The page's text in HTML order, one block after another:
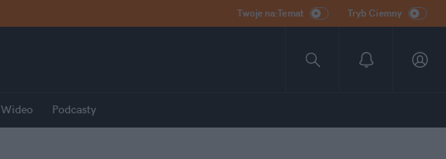
Twoje na:Temat Tryb Ciemny
Wideo Podcasty